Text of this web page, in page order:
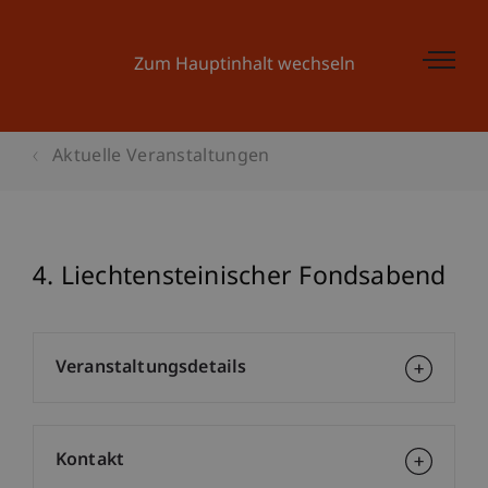
Zum Hauptinhalt wechseln
Aktuelle Veranstaltungen
4. Liechtensteinischer Fondsabend
Veranstaltungsdetails
Kontakt